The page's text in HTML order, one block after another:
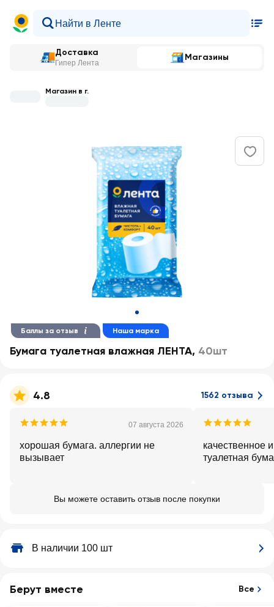
Доставка
Гипер Лента
Магазины
Магазин в г.
Баллы за отзыв Наша марка
Бумага туалетная влажная ЛЕНТА, 40шт
4.8 1562 отзыва
07 августа 2026
хорошая бумага. аллергии не
вызывает
качественное
туалетная
Вы можете оставить отзыв после покупки
В наличии 100 шт
Берут вместе Все